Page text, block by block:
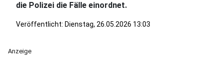
die Polizei die Fälle einordnet.
Veröffentlicht: Dienstag, 26.05.2026 13:03
Anzeige